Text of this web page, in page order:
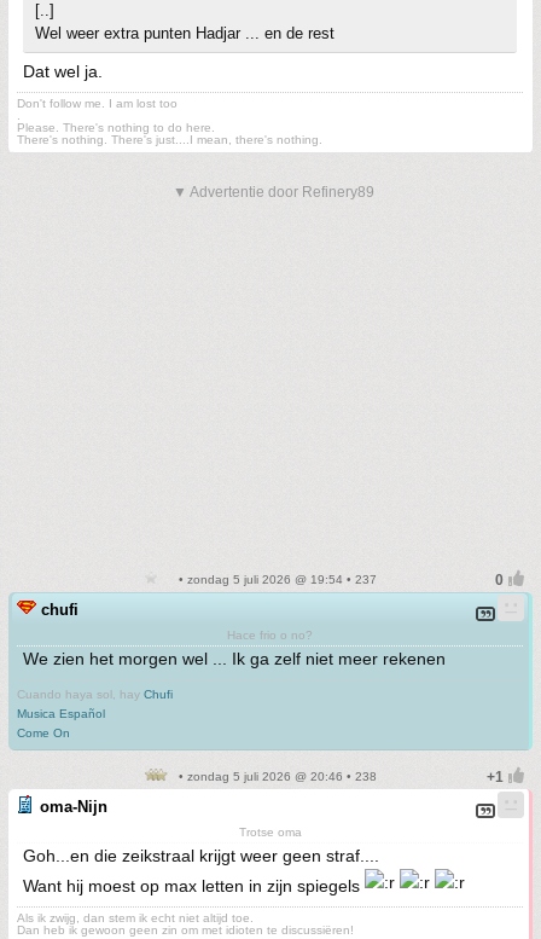
[..]
Wel weer extra punten Hadjar ... en de rest
Dat wel ja.
Don't follow me. I am lost too
Please. There's nothing to do here.
There's nothing. There's just....I mean, there's nothing.
▼ Advertentie door Refinery89
• zondag 5 juli 2026 @ 19:54 • 237
chufi
Hace frio o no?
We zien het morgen wel ... Ik ga zelf niet meer rekenen
Cuando haya sol, hay Chufi
Musica Español
Come On
• zondag 5 juli 2026 @ 20:46 • 238
oma-Nijn
Trotse oma
Goh...en die zeikstraal krijgt weer geen straf....
Want hij moest op max letten in zijn spiegels
Als ik zwijg, dan stem ik echt niet altijd toe.
Dan heb ik gewoon geen zin om met idioten te discussiëren!